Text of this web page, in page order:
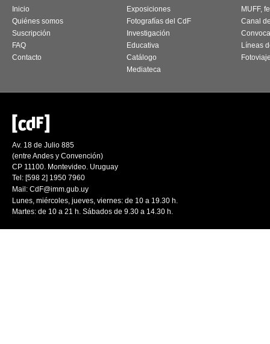
Inicio
Quiénes somos
Suscripción
FAQ
Contacto
Exposiciones
Fotografías del CdF
Investigación
Educativa
Catálogo
Mediateca
MUFF,
Canal
Líneas
Av. 18 de Julio 885
(entre Andes y Convención)
CP 11100. Montevideo. Uruguay
Tel: [598 2] 1950 7960
Mail: CdF@imm.gub.uy
Lunes, miércoles, jueves, viernes: de 10 a 19.30 h.
Martes: de 10 a 21 h. Sábados de 9.30 a 14.30 h.